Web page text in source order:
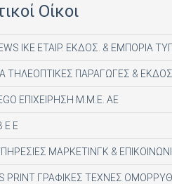
Οίκοι
ΙΚΕ ΕΤΑΙΡ. ΕΚΔΟΣ. & ΕΜΠΟΡΙΑ
ΤΗΛΕΟΠΤΙΚΕΣ ΠΑΡΑΓΩΓΕΣ &
ΕΠΙΧΕΙΡΗΣΗ Μ.Μ.Ε. ΑΕ
Ε Ε
ΜΑΡΚΕΤΙΝΓΚ &
PRINT ΓΡΑΦΙΚΕΣ ΤΕΧΝΕΣ